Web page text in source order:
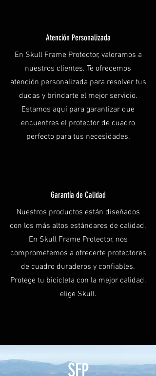
Atención Personalizada
En Skull Frame Protector, valoramos a
nuestros clientes. Te ofrecemos
atención personalizada para resolver tus
dudas y brindarte el mejor servicio.
Estamos aquí para garantizar que
encuentres el protector de cuadro
perfecto para tus necesidades.
Garantía de Calidad
Nuestros productos están diseñados
con los más altos estándares de calidad.
En Skull Frame Protector, nos
comprometemos a ofrecerte protectores
de cuadro duraderos y confiables.
Protege tu bicicleta con la mejor calidad,
elige Skull.
SFP